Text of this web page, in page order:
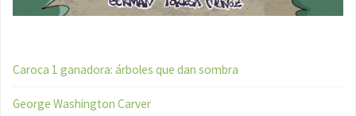
Caroca 1 ganadora: árboles que dan sombra
George Washington Carver